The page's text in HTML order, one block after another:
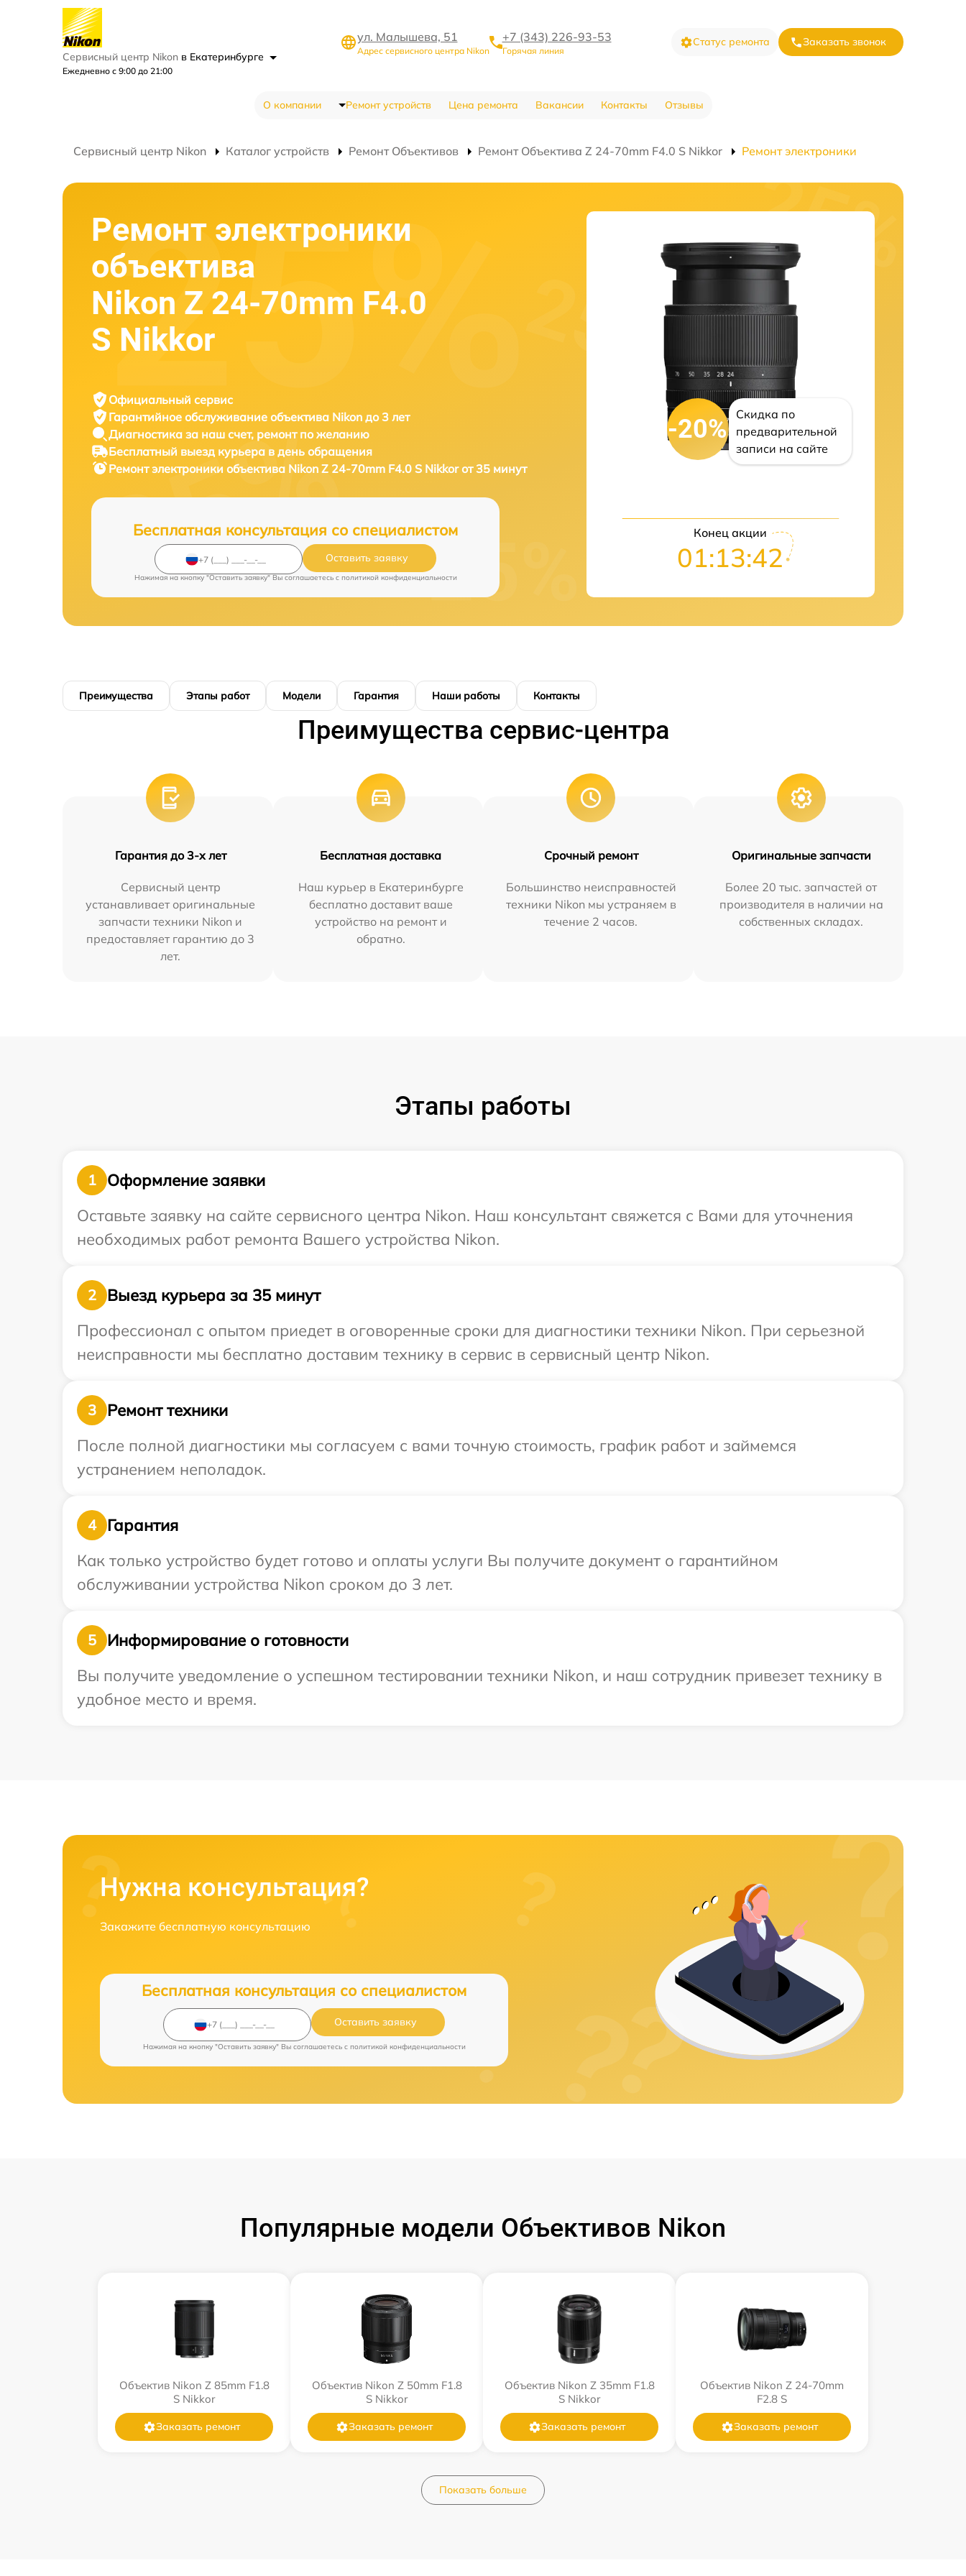
Сервисный центр Nikon в Екатеринбурге
Ежедневно с 9:00 до 21:00
ул. Малышева, 51
Адрес сервисного центра Nikon
+7 (343) 226-93-53
Горячая линия
Статус ремонта Заказать звонок
О компании Ремонт устройств Цена ремонта Вакансии Контакты Отзывы
Сервисный центр Nikon Каталог устройств Ремонт Объективов Ремонт Объектива Z 24-70mm F4.0 S Nikkor Ремонт электроники
Ремонт электроники
объектива
Nikon Z 24-70mm F4.0
S Nikkor
Официальный сервис
Гарантийное обслуживание объектива Nikon до 3 лет
Диагностика за наш счет, ремонт по желанию
Бесплатный выезд курьера в день обращения
Ремонт электроники объектива Nikon Z 24-70mm F4.0 S Nikkor от 35 минут
Бесплатная консультация со специалистом
Оставить заявку
Нажимая на кнопку "Оставить заявку" Вы соглашаетесь c политикой конфиденциальности
-20%
Скидка по
предварительной
записи на сайте
Конец акции
01:13:41
Преимущества Этапы работ Модели Гарантия Наши работы Контакты
Преимущества сервис-центра
Гарантия до 3-х лет
Сервисный центр
устанавливает оригинальные
запчасти техники Nikon и
предоставляет гарантию до 3
лет.
Бесплатная доставка
Наш курьер в Екатеринбурге
бесплатно доставит ваше
устройство на ремонт и
обратно.
Срочный ремонт
Большинство неисправностей
техники Nikon мы устраняем в
течение 2 часов.
Оригинальные запчасти
Более 20 тыс. запчастей от
производителя в наличии на
собственных складах.
Этапы работы
1
Оформление заявки
Оставьте заявку на сайте сервисного центра Nikon. Наш консультант свяжется с Вами для уточнения
необходимых работ ремонта Вашего устройства Nikon.
2
Выезд курьера за 35 минут
Профессионал с опытом приедет в оговоренные сроки для диагностики техники Nikon. При серьезной
неисправности мы бесплатно доставим технику в сервис в сервисный центр Nikon.
3
Ремонт техники
После полной диагностики мы согласуем с вами точную стоимость, график работ и займемся
устранением неполадок.
4
Гарантия
Как только устройство будет готово и оплаты услуги Вы получите документ о гарантийном
обслуживании устройства Nikon сроком до 3 лет.
5
Информирование о готовности
Вы получите уведомление о успешном тестировании техники Nikon, и наш сотрудник привезет технику в
удобное место и время.
Нужна консультация?
Закажите бесплатную консультацию
Бесплатная консультация со специалистом
Оставить заявку
Нажимая на кнопку "Оставить заявку" Вы соглашаетесь c политикой конфиденциальности
Популярные модели Объективов Nikon
Объектив Nikon Z 85mm F1.8
S Nikkor
Заказать ремонт
Объектив Nikon Z 50mm F1.8
S Nikkor
Заказать ремонт
Объектив Nikon Z 35mm F1.8
S Nikkor
Заказать ремонт
Объектив Nikon Z 24-70mm
F2.8 S
Заказать ремонт
Показать больше